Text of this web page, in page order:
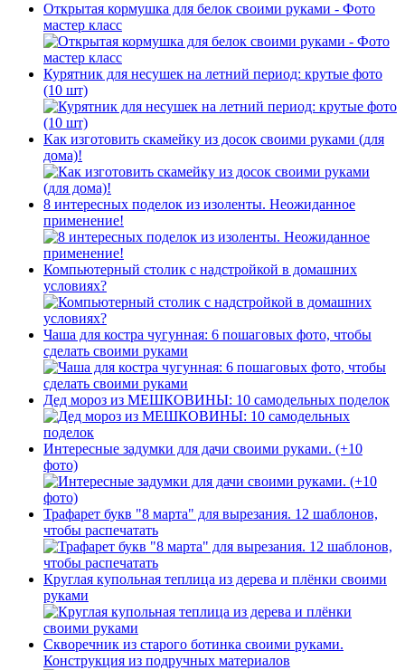
Открытая кормушка для белок своими руками - Фото
мастер класс
Курятник для несушек на летний период: крутые фото
(10 шт)
Как изготовить скамейку из досок своими руками (для
дома)!
8 интересных поделок из изоленты. Неожиданное
применение!
Компьютерный столик с надстройкой в домашних
условиях?
Чаша для костра чугунная: 6 пошаговых фото, чтобы
сделать своими руками
Дед мороз из МЕШКОВИНЫ: 10 самодельных поделок
Интересные задумки для дачи своими руками. (+10
фото)
Трафарет букв "8 марта" для вырезания. 12 шаблонов,
чтобы распечатать
Круглая купольная теплица из дерева и плёнки своими
руками
Скворечник из старого ботинка своими руками.
Конструкция из подручных материалов